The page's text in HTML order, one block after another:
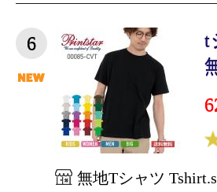
6
t
無地Tシャツ